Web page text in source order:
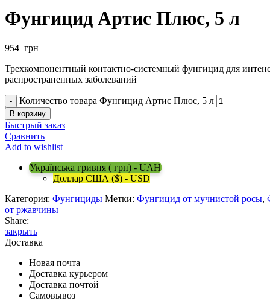
Фунгицид Артис Плюс, 5 л
954 грн
Трехкомпонентный контактно-системный фунгицид для
распространенных заболеваний
Количество товара Фунгицид Артис Плюс, 5 л
В корзину
Быстрый заказ
Сравнить
Add to wishlist
Українська гривня ( грн) - UAH
Доллар США ($) - USD
Категория: Фунгициды Метки: Фунгицид от мучнистой росы,
от ржавчины
Share:
закрыть
Доставка
Новая почта
Доставка курьером
Доставка почтой
Самовывоз